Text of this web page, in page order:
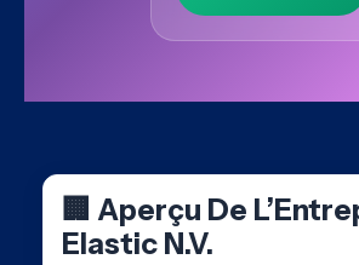
🏢 Aperçu De
Elastic N.V.